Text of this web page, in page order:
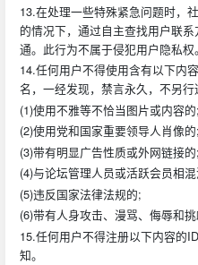
13.在处理一些特殊紧急问题时，
的情况下，通过自主查找用户联
通。此行为不属于侵犯用户隐私权。
14.任何用户不得使用含有以下内
名，一经发现，禁言永久，不另行
(1)使用不雅等不恰当图片或内容的;
(2)使用党和国家重要领导人肖像的;
(3)带有明显广告性质或外网链接的;
(4)与论坛管理人员或活跃会员相
(5)违反国家法律法规的;
(6)带有人身攻击、漫骂、侮辱和挑
15.任何用户不得注册以下内容的
知。